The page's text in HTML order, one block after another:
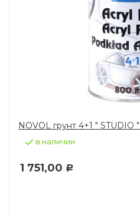
NOVOL грунт 4+1 " STUDIO
в наличии
1 751,00 Р